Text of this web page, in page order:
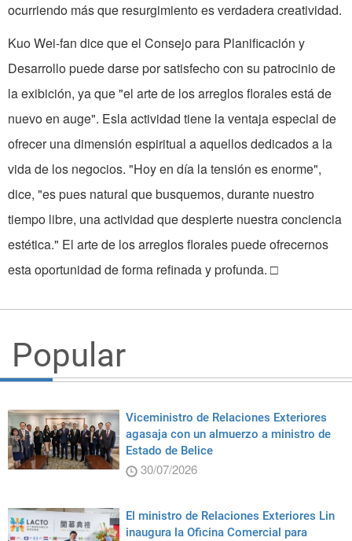
ocurriendo más que resurgimiento es verdadera creatividad.
Kuo Wei-fan dice que el Consejo para Planificación y
Desarrollo puede darse por satisfecho con su patrocinio de
la exibición, ya que "el arte de los arreglos florales está de
nuevo en auge". Esla actividad tiene la ventaja especial de
ofrecer una dimensión espiritual a aquellos dedicados a la
vida de los negocios. "Hoy en día la tensión es enorme",
dice, "es pues natural que busquemos, durante nuestro
tiempo libre, una actividad que despierte nuestra conciencia
estética." El arte de los arreglos florales puede ofrecernos
esta oportunidad de forma refinada y profunda. □
Popular
Viceministro de Relaciones Exteriores
agasaja con un almuerzo a ministro de
Estado de Belice
30/07/2026
El ministro de Relaciones Exteriores Lin
inaugura la Oficina Comercial para